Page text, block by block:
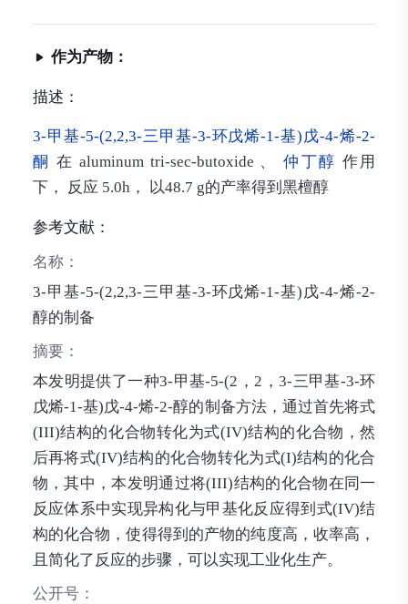
作为产物：
描述：
3-甲基-5-(2,2,3-三甲基-3-环戊烯-1-基)戊-4-烯-2-
酮 在 aluminum tri-sec-butoxide 、仲丁醇 作用
下， 反应 5.0h， 以48.7 g的产率得到黑檀醇
参考文献：
名称：
3-甲基-5-(2,2,3-三甲基-3-环戊烯-1-基)戊-4-烯-2-
醇的制备
摘要：
本发明提供了一种3‑甲基‑5‑(2，2，3‑三甲基‑3‑环
戊烯‑1‑基)戊‑4‑烯‑2‑醇的制备方法，通过首先将式
(III)结构的化合物转化为式(IV)结构的化合物，然
后再将式(IV)结构的化合物转化为式(I)结构的化合
物，其中，本发明通过将(III)结构的化合物在同一
反应体系中实现异构化与甲基化反应得到式(IV)结
构的化合物，使得得到的产物的纯度高，收率高，
且简化了反应的步骤，可以实现工业化生产。
公开号：